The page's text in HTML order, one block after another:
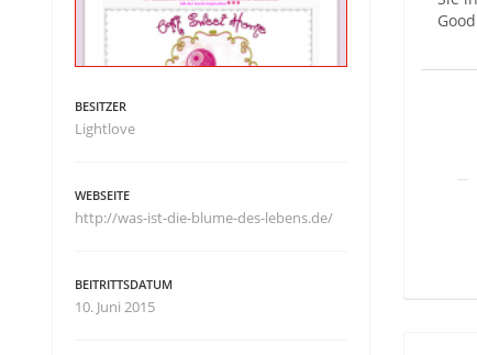
BESITZER
Lightlove
WEBSEITE
http://was-ist-die-blume-des-lebens.de/
BEITRITTSDATUM
10. Juni 2015